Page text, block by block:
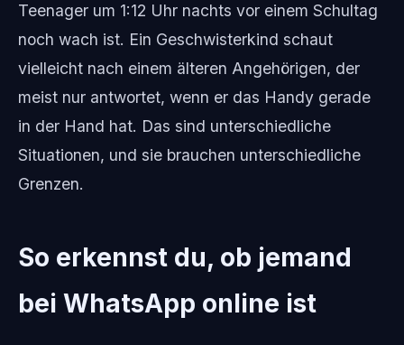
Teenager um 1:12 Uhr nachts vor einem Schultag
noch wach ist. Ein Geschwisterkind schaut
vielleicht nach einem älteren Angehörigen, der
meist nur antwortet, wenn er das Handy gerade
in der Hand hat. Das sind unterschiedliche
Situationen, und sie brauchen unterschiedliche
Grenzen.
So erkennst du, ob jemand
bei WhatsApp online ist